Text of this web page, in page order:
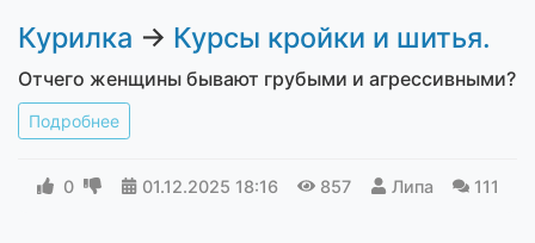
Курилка → Курсы кройки и шитья.
Отчего женщины бывают грубыми и агрессивными?
Подробнее
0 01.12.2025 18:16 857 Липа 111